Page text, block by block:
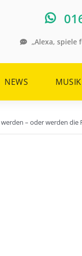
„Alexa, spiele
NEWS
– oder werden die